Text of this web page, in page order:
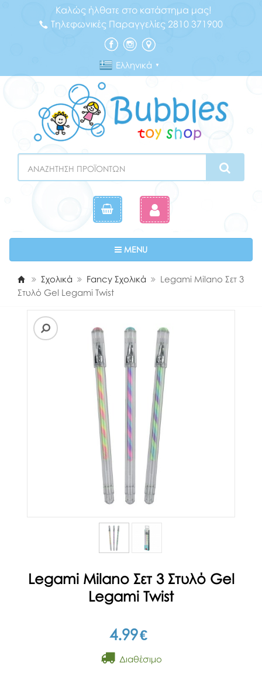
Καλώς ήλθατε στο κατάστημα μας!
Τηλεφωνικές Παραγγελίες 2810 371900
Ελληνικά ▼
MENUToggle navigation
Σχολικά Fancy Σχολικά
Legami Milano Σετ 3
Στυλό Gel Legami Twist
Legami Milano Σετ 3 Στυλό Gel
Legami Twist
4.99€
Διαθέσιμο